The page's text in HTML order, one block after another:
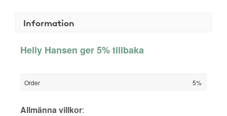
Information
Helly Hansen ger 5% tillbaka
Order 5%
Allmänna villkor: